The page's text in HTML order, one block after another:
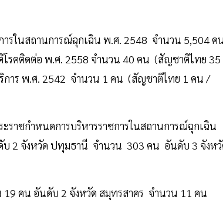
ารในสถานการณ์ฉุกเฉิน พ.ศ. 2548 จำนวน 5,504 ค
คติดต่อ พ.ศ. 2558 จำนวน 40 คน (สัญชาติไทย 35
าร พ.ศ. 2542 จำนวน 1 คน (สัญชาติไทย 1 คน /
าชกำหนดการบริหารราชการในสถานการณ์ฉุกเฉิน
2 จังหวัด ปทุมธานี จำนวน 303 คน อันดับ 3 จังห
คน อันดับ 2 จังหวัด สมุทรสาคร จำนวน 11 คน